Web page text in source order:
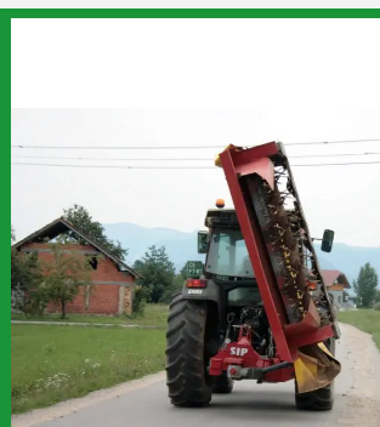
Systemy udojowe konwencjonalne
O firmie
Serwis
Kontakt